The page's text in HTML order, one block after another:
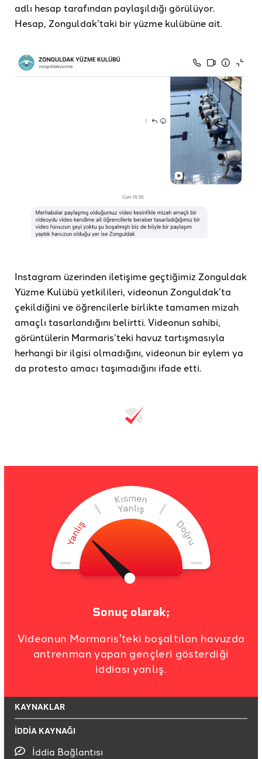
adlı hesap tarafından paylaşıldığı görülüyor.
Hesap, Zonguldak’taki bir yüzme kulübüne ait.
Instagram üzerinden iletişime geçtiğimiz Zonguldak
Yüzme Kulübü yetkilileri, videonun Zonguldak’ta
çekildiğini ve öğrencilerle birlikte tamamen mizah
amaçlı tasarlandığını belirtti. Videonun sahibi,
görüntülerin Marmaris’teki havuz tartışmasıyla
herhangi bir ilgisi olmadığını, videonun bir eylem ya
da protesto amacı taşımadığını ifade etti.
Sonuç olarak;
Videonun Marmaris'teki boşaltılan havuzda
antrenman yapan gençleri gösterdiği
iddiası yanlış.
KAYNAKLAR
İDDİA KAYNAĞI
İddia Bağlantısı